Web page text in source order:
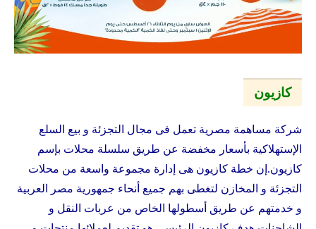
كازيون
شركة مساهمة مصرية تعمل فى مجال التجزئة و بيع السلع
الإستهلاكية بأسعار مخفضة عن طريق سلسلة محلات بإسم
كازيون.إن خطة كازيون هى إدارة مجموعة واسعة من محلات
التجزئة و المخازن لتغطى بهم جميع أنحاء جمهورية مصر العربية
و خدمتهم عن طريق أسطولها الخاص من عربات النقل و